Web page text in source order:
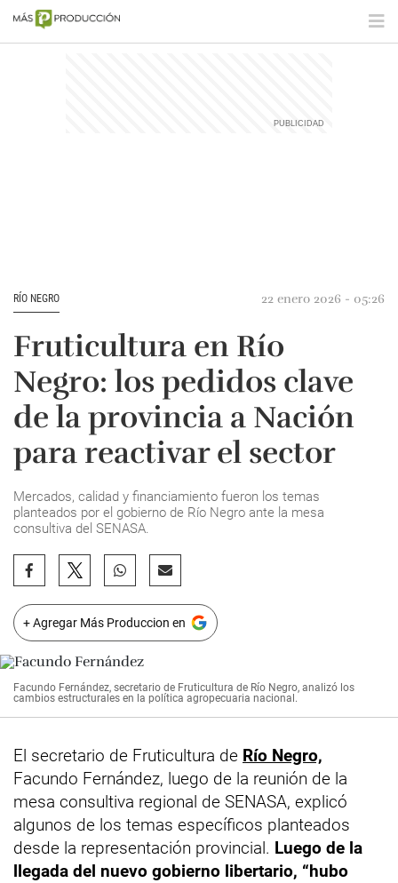
RÍO NEGRO 22 enero 2026 - 05:26
Fruticultura en Río
Negro: los pedidos clave
de la provincia a Nación
para reactivar el sector
Mercados, calidad y financiamiento fueron los temas
planteados por el gobierno de Río Negro ante la mesa
consultiva del SENASA.
+ Agregar Más Produccion en
Facundo Fernández, secretario de Fruticultura de Río Negro, analizó los
cambios estructurales en la política agropecuaria nacional.
El secretario de Fruticultura de Río Negro,
Facundo Fernández, luego de la reunión de la
mesa consultiva regional de SENASA, explicó
algunos de los temas específicos planteados
desde la representación provincial. Luego de la
llegada del nuevo gobierno libertario, “hubo